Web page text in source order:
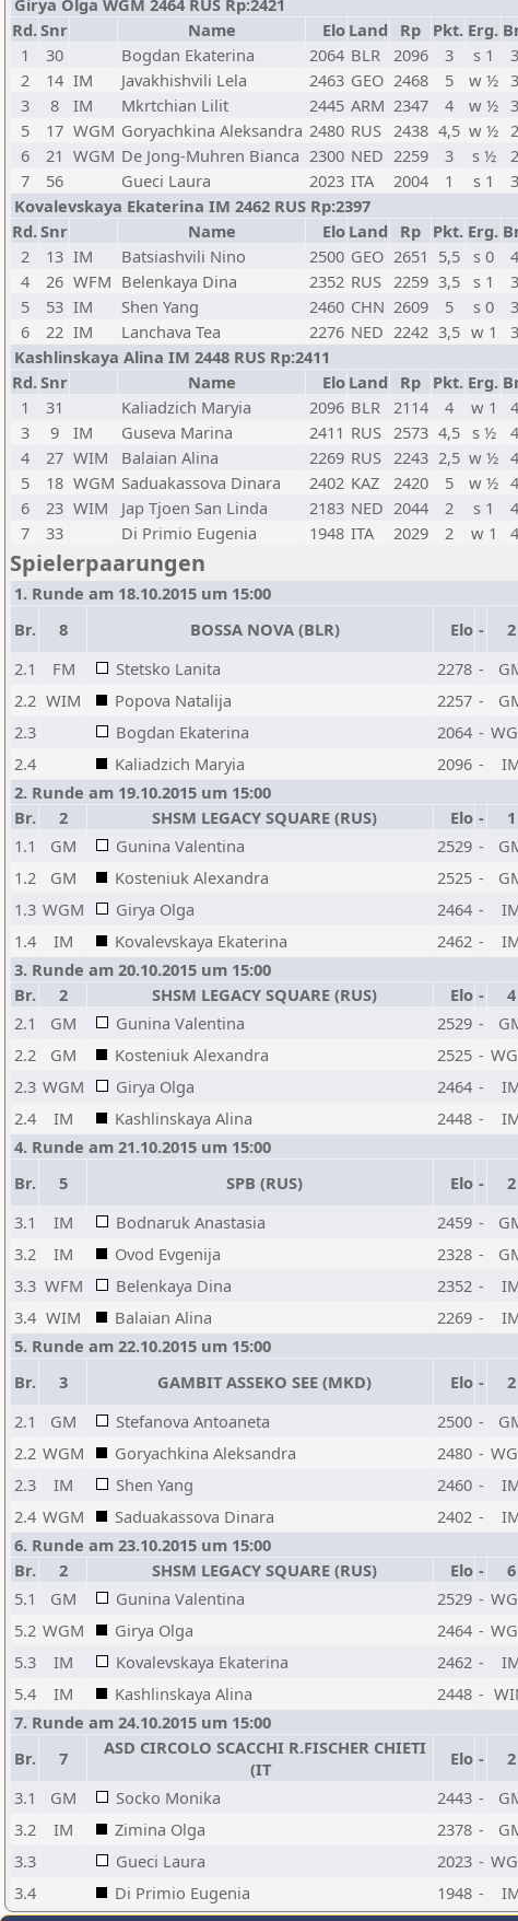
Girya Olga WGM 2464 RUS Rp:2421
Rd.Snr Name Elo Land Rp Pkt. Erg.
1
30 Bogdan Ekaterina 2064 BLR 2096 3 s 1
3
2
14 IM Javakhishvili Lela 2463 GEO 2468 5 w ½ 3
3
8 IM Mkrtchian Lilit 2445 ARM 2347 4 w ½ 3
5
17 WGM Goryachkina Aleksandra 2480 RUS 2438 4,5 w ½ 2
6
21 WGM De Jong-Muhren Bianca 2300 NED 2259 3 s ½
2
7
56 Gueci Laura 2023 ITA 2004 1 s 1
3
Kovalevskaya Ekaterina IM 2462 RUS Rp:2397
Rd.Snr Name Elo Land Rp Pkt. Erg.
2
13 IM Batsiashvili Nino 2500 GEO 2651 5,5 s 0
4
4
26 WFM Belenkaya Dina 2352 RUS 2259 3,5 s 1
3
5
53 IM Shen Yang 2460 CHN 2609 5 s 0
3
6
22 IM Lanchava Tea 2276 NED 2242 3,5 w 1
3
Kashlinskaya Alina IM 2448 RUS Rp:2411
Rd.Snr Name Elo Land Rp Pkt. Erg.
1
31 Kaliadzich Maryia 2096 BLR 2114 4 w 1
4
3
9 IM Guseva Marina 2411 RUS 2573 4,5 s ½
4
4
27 WIM Balaian Alina 2269 RUS 2243 2,5 w ½ 4
5
18 WGM Saduakassova Dinara 2402 KAZ 2420 5 w ½ 4
6
23 WIM Jap Tjoen San Linda 2183 NED 2044 2 s 1
4
7
33 Di Primio Eugenia 1948 ITA 2029 2 w 1 4
Spielerpaarungen
1. Runde am 18.10.2015 um 15:00
Br.
8 BOSSA NOVA (BLR) Elo - 2
2.1
FM Stetsko Lanita 2278 -
2.2 WIM Popova Natalija 2257 -
2.3
Bogdan Ekaterina 2064 -
2.4
Kaliadzich Maryia 2096 -
2. Runde am 19.10.2015 um 15:00
Br.
2 SHSM LEGACY SQUARE (RUS) Elo - 1
1.1
GM Gunina Valentina 2529 -
1.2
GM Kosteniuk Alexandra 2525 -
1.3 WGM Girya Olga 2464 -
1.4
IM Kovalevskaya Ekaterina 2462 -
3. Runde am 20.10.2015 um 15:00
Br.
2 SHSM LEGACY SQUARE (RUS) Elo - 4
2.1
GM Gunina Valentina 2529 -
2.2
GM Kosteniuk Alexandra 2525 -
2.3 WGM Girya Olga 2464 -
2.4
IM Kashlinskaya Alina 2448 -
4. Runde am 21.10.2015 um 15:00
Br.
5 SPB (RUS) Elo - 2
3.1
IM Bodnaruk Anastasia 2459 -
3.2
IM Ovod Evgenija 2328 -
3.3 WFM Belenkaya Dina 2352 -
3.4 WIM Balaian Alina 2269 -
5. Runde am 22.10.2015 um 15:00
Br.
3 GAMBIT ASSEKO SEE (MKD) Elo - 2
2.1
GM Stefanova Antoaneta 2500 -
2.2 WGM Goryachkina Aleksandra 2480 -
2.3
IM Shen Yang 2460 -
2.4 WGM Saduakassova Dinara 2402 -
6. Runde am 23.10.2015 um 15:00
Br.
2 SHSM LEGACY SQUARE (RUS) Elo - 6
5.1
GM Gunina Valentina 2529 -
5.2 WGM Girya Olga 2464 -
5.3
IM Kovalevskaya Ekaterina 2462 -
5.4
IM Kashlinskaya Alina 2448 -
7. Runde am 24.10.2015 um 15:00
Br.
7
ASD CIRCOLO SCACCHI R.FISCHER CHIETI
(IT
Elo - 2
3.1
GM Socko Monika 2443 -
3.2
IM Zimina Olga 2378 -
3.3
Gueci Laura 2023 -
3.4
Di Primio Eugenia 1948 -